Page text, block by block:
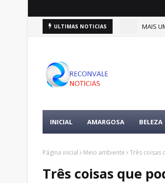
ULTIMAS NOTICIAS
DESTAQUES MAIS
INICIAL AMARGOSA BELEZA
Página inicial Meio ambiente Três coisas
Três coisas que